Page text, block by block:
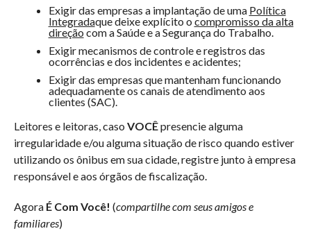
Exigir das empresas a implantação de uma Política
Integradaque deixe explícito o compromisso da alta
direção com a Saúde e a Segurança do Trabalho.
Exigir mecanismos de controle e registros das
ocorrências e dos incidentes e acidentes;
Exigir das empresas que mantenham funcionando
adequadamente os canais de atendimento aos
clientes (SAC).
Leitores e leitoras, caso VOCÊpresencie alguma
irregularidade e/ou alguma situação de risco quando estiver
utilizando os ônibus em sua cidade, registre junto à empresa
responsável e aos órgãos de fiscalização.
Agora É Com Você! (compartilhe com seus amigos e
familiares)